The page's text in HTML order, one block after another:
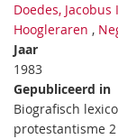
Doedes, Jacobus
Hoogleraren ,
Jaar
1983
Gepubliceerd in
Biografisch
protestantisme 2